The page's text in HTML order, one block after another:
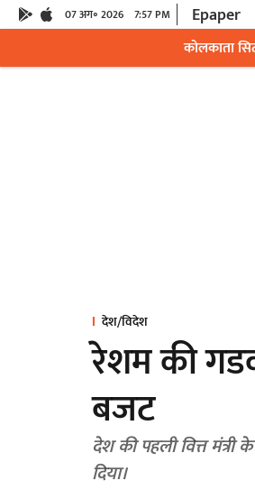
07 अग॰ 2026 7:57 PM Epaper
कोलकाता
देश/विदेश
रेशम की
बजट
देश की पहली वित्त
दिया।